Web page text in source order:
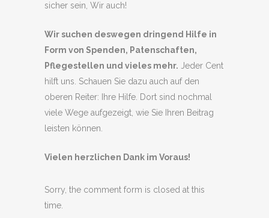
sicher sein, Wir auch!
Wir suchen deswegen dringend Hilfe in
Form von Spenden, Patenschaften,
Pflegestellen und vieles mehr. Jeder Cent
hilft uns. Schauen Sie dazu auch auf den
oberen Reiter: Ihre Hilfe. Dort sind nochmal
viele Wege aufgezeigt, wie Sie Ihren Beitrag
leisten können.
Vielen herzlichen Dank im Voraus!
Sorry, the comment form is closed at this
time.